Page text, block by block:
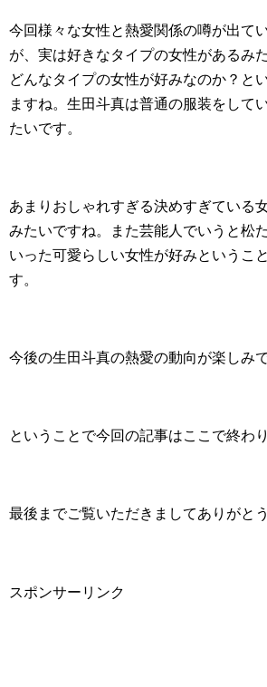
今回様々な女性と熱愛関係の噂が出て
が、実は好きなタイプの女性があるみ
どんなタイプの女性が好みなのか？と
ますね。生田斗真は普通の服装をして
たいです。
あまりおしゃれすぎる決めすぎている
みたいですね。また芸能人でいうと松
いった可愛らしい女性が好みというこ
す。
今後の生田斗真の熱愛の動向が楽しみで
ということで今回の記事はここで終わり
最後までご覧いただきましてありがと
スポンサーリンク